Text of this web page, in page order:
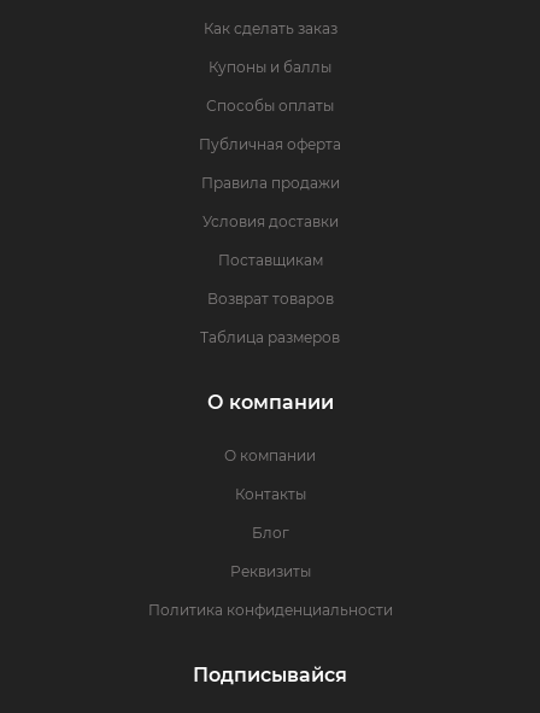
Как сделать заказ
Купоны и баллы
Способы оплаты
Публичная оферта
Правила продажи
Условия доставки
Поставщикам
Возврат товаров
Таблица размеров
О компании
О компании
Контакты
Блог
Реквизиты
Политика конфиденциальности
Подписывайся